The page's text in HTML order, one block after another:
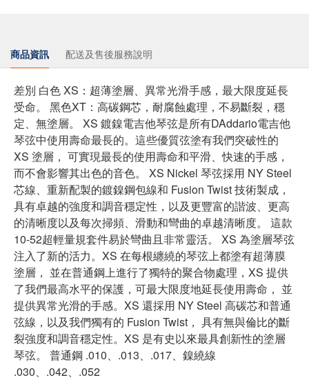
商品資訊 配送及售後服務說明
差別 白色 XS：超薄塗層、異常光滑手感，最大限度延長
受命。 黑色XT：高碳鋼芯，耐腐蝕處理，不易斷裂，穩
定、無塗層。 XS 鍍鎳電吉他琴弦是所有DAddario電吉他
琴弦中使用壽命最長的。這些優質弦塗有我們突破性的
XS 塗層， 可實現最長的使用壽命和平滑、快速的手感，
而不會影響其出色的音色。 XS Nickel 琴弦採用 NY Steel
芯線、重新配製的鍍鎳鋼包線和 Fusion Twist 技術製成，
具有卓越的強度和調音穩定性，以及更豐富的諧波、更高
的清晰度以及每次掃頻、滑動和彎曲的卓越清晰度。 這款
10-52超輕量規套件易於彎曲且非常靈活。 XS 為塗層琴弦
注入了新的活力。XS 在每根纏繞的琴弦上都塗有超薄膜
塗層， 並在普通鋼上進行了獨特的聚合物處理，XS 提供
了我們最高水平的保護，可最大限度地延長使用壽命， 並
提供異常光滑的手感。XS 還採用 NY Steel 高碳芯和普通
弦線，以及我們獨有的 Fusion Twist， 具有無與倫比的斷
裂強度和調音穩定性。XS 是有史以來最具創新性的塗層
琴弦。 普通鋼 .010、.013、.017、鎳繞線
.030、.042、.052